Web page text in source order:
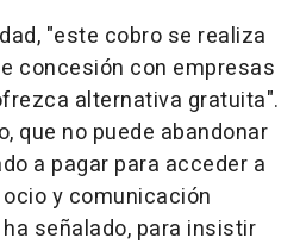
"este cobro se realiza
concesión con empresas
alternativa gratuita".
que no puede abandonar
a pagar para acceder a
y comunicación
señalado, para insistir